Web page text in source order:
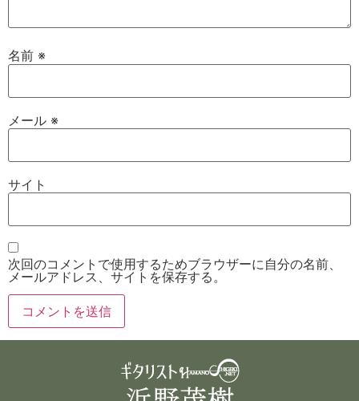
名前 ※
メール ※
サイト
次回のコメントで使用するためブラウザーに自分の名前、
メールアドレス、サイトを保存する。